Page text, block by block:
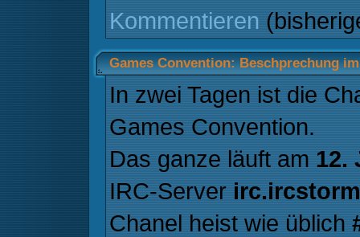
Kommentieren
Games Convention: Beschprechung
In zwei Tagen ist die
Games Convention.
Das ganze läuft am 12.
IRC-Server
Chanel heist wie üblich